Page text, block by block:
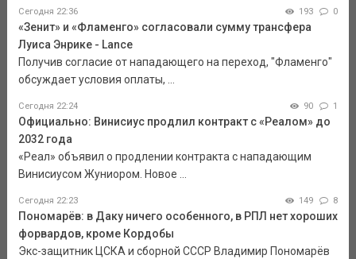
Сегодня 22:36 193 0
«Зенит» и «Фламенго» согласовали сумму трансфера
Луиса Энрике - Lance
Получив согласие от нападающего на переход, "Фламенго"
обсуждает условия оплаты, ...
Сегодня 22:24 90 1
Официально: Винисиус продлил контракт с «Реалом» до
2032 года
«Реал» объявил о продлении контракта с нападающим
Винисиусом Жуниором. Новое ...
Сегодня 22:23 149 8
Пономарёв: в Даку ничего особенного, в РПЛ нет хороших
форвардов, кроме Кордобы
Экс-защитник ЦСКА и сборной СССР Владимир Пономарёв